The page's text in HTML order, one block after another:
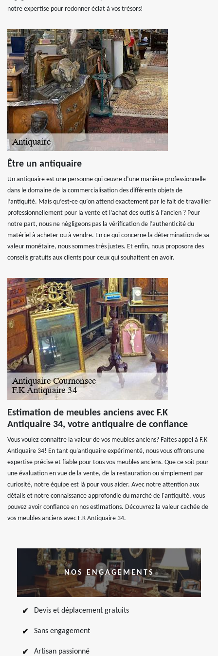
notre expertise pour redonner éclat à vos trésors!
Être un antiquaire
Un antiquaire est une personne qui œuvre d’une manière professionnelle
dans le domaine de la commercialisation des différents objets de
l’antiquité. Mais qu’est-ce qu’on attend exactement par le fait de travailler
professionnellement pour la vente et l’achat des outils à l’ancien ? Pour
notre part, nous ne négligeons pas la vérification de l’authenticité du
matériel à acheter ou à vendre. En ce qui concerne la détermination de sa
valeur monétaire, nous sommes très justes. Et enfin, nous proposons des
conseils gratuits aux clients pour ceux qui souhaitent en avoir.
Estimation de meubles anciens avec F.K
Antiquaire 34, votre antiquaire de confiance
Vous voulez connaitre la valeur de vos meubles anciens? Faites appel à F.K
Antiquaire 34! En tant qu'antiquaire expérimenté, nous vous offrons une
expertise précise et fiable pour tous vos meubles anciens. Que ce soit pour
une évaluation en vue de la vente, de la restauration ou simplement par
curiosité, notre équipe est là pour vous aider. Avec notre attention aux
détails et notre connaissance approfondie du marché de l'antiquité, vous
pouvez avoir confiance en nos estimations. Découvrez la valeur cachée de
vos meubles anciens avec F.K Antiquaire 34.
NOS ENGAGEMENTS
Devis et déplacement gratuits
Sans engagement
Artisan passionné